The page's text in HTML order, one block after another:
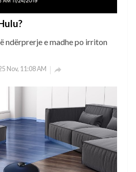
ndërprerje e madhe po irriton
Nov, 11:08 AM 